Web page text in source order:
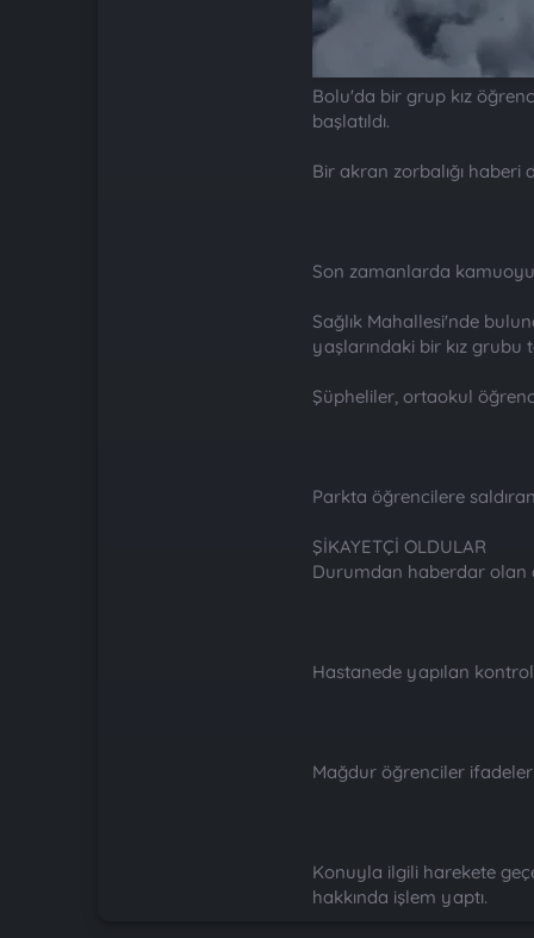
Bolu'da bir grup kız
başlatıldı.
Bir akran zorbalığı haberi
Son zamanlarda
Sağlık Mahallesi'nde
yaşlarındaki bir kız grubu
Şüpheliler, ortaokul
Parkta öğrencilere
ŞİKAYETÇİ OLDULAR
Durumdan haberdar olan
Hastanede yapılan
Mağdur öğrenciler
Konuyla ilgili harekete
hakkında işlem yaptı.